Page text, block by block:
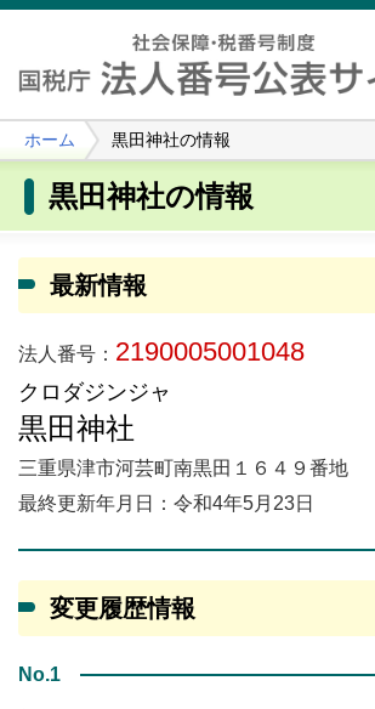
ホーム 黒田神社の情報
黒田神社の情報
最新情報
法人番号： 2190005001048
クロダジンジャ
黒田神社
三重県津市河芸町南黒田１６４９番地
最終更新年月日：令和4年5月23日
変更履歴情報
No.1